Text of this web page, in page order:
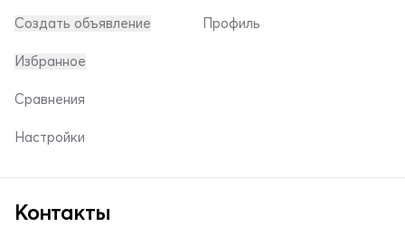
Создать объявление Профиль
Избранное
Сравнения
Настройки
Контакты